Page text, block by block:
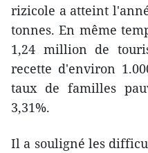
rizicole a atteint
tonnes. En ​même
1,24 million de
recette d'environ
taux de familles
3,31%.
Il a souligné les